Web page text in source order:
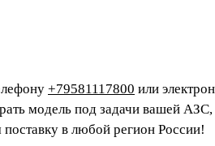
+79581117800 или
модель под задачи вашей АЗС,
в любой регион России!